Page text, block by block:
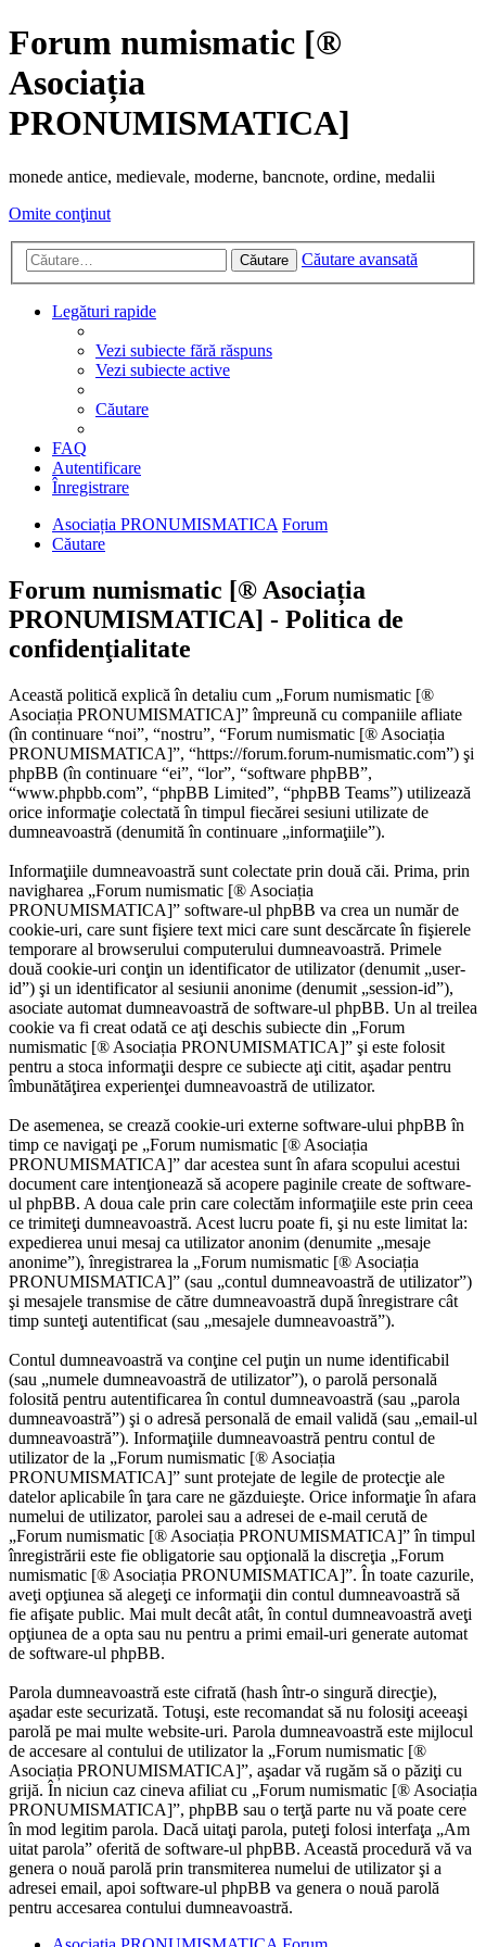
Forum numismatic [®
Asociația
PRONUMISMATICA]
monede antice, medievale, moderne, bancnote, ordine, medalii
Omite conţinut
Căutare Căutare avansată
Legături rapide
Vezi subiecte fără răspuns
Vezi subiecte active
Căutare
FAQ
Autentificare
Înregistrare
Asociația PRONUMISMATICA Forum
Căutare
Forum numismatic [® Asociația
PRONUMISMATICA] - Politica de
confidenţialitate
Această politică explică în detaliu cum „Forum numismatic [®
Asociația PRONUMISMATICA]” împreună cu companiile afliate
(în continuare “noi”, “nostru”, “Forum numismatic [® Asociația
PRONUMISMATICA]”, “https://forum.forum-numismatic.com”) şi
phpBB (în continuare “ei”, “lor”, “software phpBB”,
“www.phpbb.com”, “phpBB Limited”, “phpBB Teams”) utilizează
orice informaţie colectată în timpul fiecărei sesiuni utilizate de
dumneavoastră (denumită în continuare „informaţiile”).
Informaţiile dumneavoastră sunt colectate prin două căi. Prima, prin
navigharea „Forum numismatic [® Asociația
PRONUMISMATICA]” software-ul phpBB va crea un număr de
cookie-uri, care sunt fişiere text mici care sunt descărcate în fişierele
temporare al browserului computerului dumneavoastră. Primele
două cookie-uri conţin un identificator de utilizator (denumit „user-
id”) şi un identificator al sesiunii anonime (denumit „session-id”),
asociate automat dumneavoastră de software-ul phpBB. Un al treilea
cookie va fi creat odată ce aţi deschis subiecte din „Forum
numismatic [® Asociația PRONUMISMATICA]” şi este folosit
pentru a stoca informaţii despre ce subiecte aţi citit, aşadar pentru
îmbunătăţirea experienţei dumneavoastră de utilizator.
De asemenea, se crează cookie-uri externe software-ului phpBB în
timp ce navigaţi pe „Forum numismatic [® Asociația
PRONUMISMATICA]” dar acestea sunt în afara scopului acestui
document care intenţionează să acopere paginile create de software-
ul phpBB. A doua cale prin care colectăm informaţiile este prin ceea
ce trimiteţi dumneavoastră. Acest lucru poate fi, şi nu este limitat la:
expedierea unui mesaj ca utilizator anonim (denumite „mesaje
anonime”), înregistrarea la „Forum numismatic [® Asociația
PRONUMISMATICA]” (sau „contul dumneavoastră de utilizator”)
şi mesajele transmise de către dumneavoastră după înregistrare cât
timp sunteţi autentificat (sau „mesajele dumneavoastră”).
Contul dumneavoastră va conţine cel puţin un nume identificabil
(sau „numele dumneavoastră de utilizator”), o parolă personală
folosită pentru autentificarea în contul dumneavoastră (sau „parola
dumneavoastră”) şi o adresă personală de email validă (sau „email-ul
dumneavoastră”). Informaţiile dumneavoastră pentru contul de
utilizator de la „Forum numismatic [® Asociația
PRONUMISMATICA]” sunt protejate de legile de protecţie ale
datelor aplicabile în ţara care ne găzduieşte. Orice informaţie în afara
numelui de utilizator, parolei sau a adresei de e-mail cerută de
„Forum numismatic [® Asociația PRONUMISMATICA]” în timpul
înregistrării este fie obligatorie sau opţională la discreţia „Forum
numismatic [® Asociația PRONUMISMATICA]”. În toate cazurile,
aveţi opţiunea să alegeţi ce informaţii din contul dumneavoastră să
fie afişate public. Mai mult decât atât, în contul dumneavoastră aveţi
opţiunea de a opta sau nu pentru a primi email-uri generate automat
de software-ul phpBB.
Parola dumneavoastră este cifrată (hash într-o singură direcţie),
aşadar este securizată. Totuşi, este recomandat să nu folosiţi aceeaşi
parolă pe mai multe website-uri. Parola dumneavoastră este mijlocul
de accesare al contului de utilizator la „Forum numismatic [®
Asociația PRONUMISMATICA]”, aşadar vă rugăm să o păziţi cu
grijă. În niciun caz cineva afiliat cu „Forum numismatic [® Asociația
PRONUMISMATICA]”, phpBB sau o terţă parte nu vă poate cere
în mod legitim parola. Dacă uitaţi parola, puteţi folosi interfaţa „Am
uitat parola” oferită de software-ul phpBB. Această procedură vă va
genera o nouă parolă prin transmiterea numelui de utilizator şi a
adresei email, apoi software-ul phpBB va genera o nouă parolă
pentru accesarea contului dumneavoastră.